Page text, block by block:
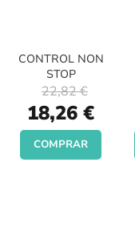
CONTROL NON
STOP
Special
Price
18,26 €
22,82 €
COMPRAR